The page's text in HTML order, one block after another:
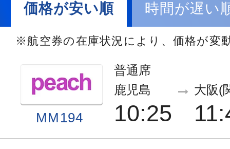
価格が安い順 時間が遅い
※航空券の在庫状況により、価格が変
MM194
普通席
鹿児島
10:25
大阪(